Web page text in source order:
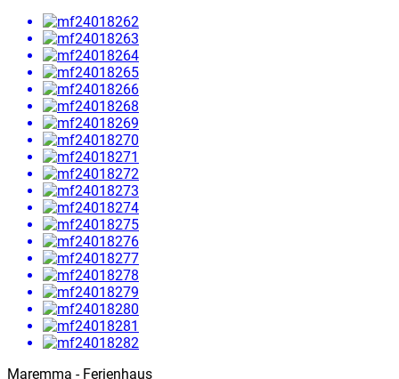
Maremma - Ferienhaus